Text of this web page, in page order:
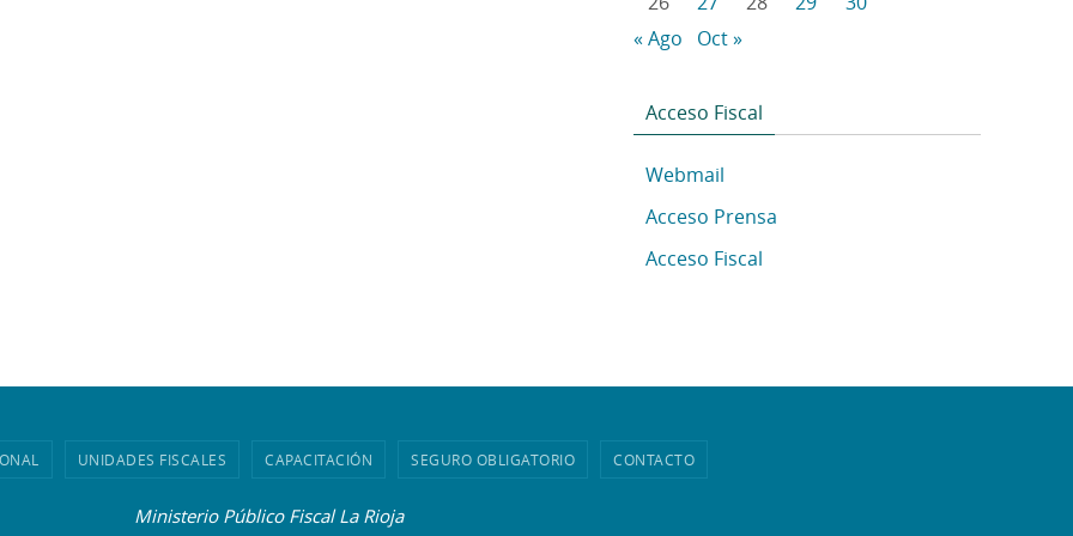
« Ago
Oct »
Acceso Fiscal
Webmail
Acceso Prensa
Acceso Fiscal
UNIDADES FISCALES CAPACITACIÓN SEGURO OBLIGATORIO CONTACTO
Ministerio Público Fiscal La Rioja